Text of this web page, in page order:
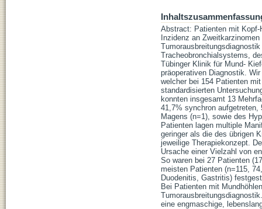
Abstract: Patienten mit Kopf-
Inzidenz an
Tracheobronchialsystems,
Tübinger Klinik für Mund-
präoperativen Diagnostik.
welcher bei 154 Patienten
standardisierten
konnten insgesamt 13
41,7% synchron aufgetreten,
Magens (n=1), sowie des
Patienten lagen multiple
geringer als die des übrigen
jeweilige Therapiekonzept.
Ursache einer Vielzahl von
So waren bei 27 Patienten
meisten Patienten (n=115,
Duodenitis, Gastritis)
Bei Patienten mit
eine engmaschige,